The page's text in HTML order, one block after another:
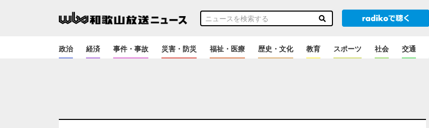
政治 経済 事件・事故 災害・防災 福祉・医療 歴史・文化 教育 スポーツ 社会 交通